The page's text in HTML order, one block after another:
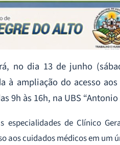
no dia 13 de junho
à ampliação do acesso
9h às 16h, na UBS
de Clínico
aos cuidados médicos em um